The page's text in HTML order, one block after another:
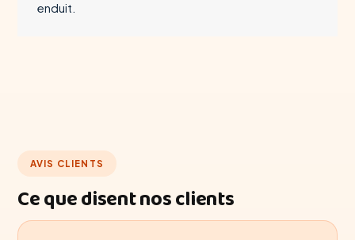
enduit.
AVIS CLIENTS
Ce que disent nos clients